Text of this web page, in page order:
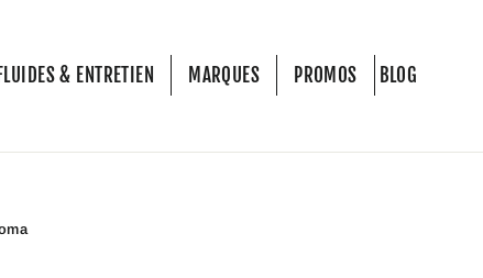
FLUIDES & ENTRETIEN MARQUES PROMOS BLOG